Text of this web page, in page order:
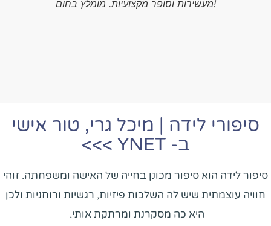
הקורס נערך והועבר בצורה אלגנטית ואינטליגנטית, נסמך
סיפורי לידה | מיכל גרי, טור אישי
ב- YNET >>>
סיפור לידה הוא סיפור מכונן בחייה של האישה ומשפחתה. זוהי
חוויה עוצמתית שיש לה השלכות פיזיות, רגשיות ורוחניות ולכן
היא כה מסקרנת ומרתקת אותי.